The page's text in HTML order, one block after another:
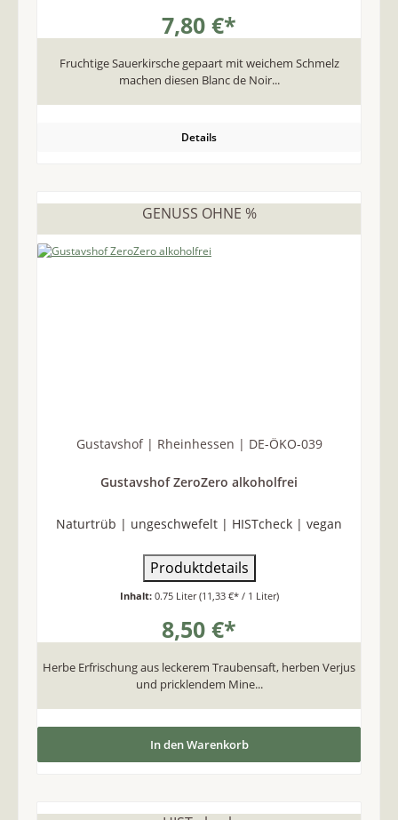
7,80 €*
Fruchtige Sauerkirsche gepaart mit weichem Schmelz
machen diesen Blanc de Noir...
Details
GENUSS OHNE %
Gustavshof | Rheinhessen | DE-ÖKO-039
Gustavshof ZeroZero alkoholfrei
Naturtrüb | ungeschwefelt | HISTcheck | vegan
Produktdetails
Inhalt: 0.75 Liter(11,33 €* / 1 Liter)
8,50 €*
Herbe Erfrischung aus leckerem Traubensaft, herben Verjus
und pricklendem Mine...
In den Warenkorb